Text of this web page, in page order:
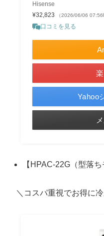
Hisense
¥32,823
（2026/06/06 07:56
口コミを見る
Yahoo
【HPAC-22G（型落
＼コスパ重視でお得に